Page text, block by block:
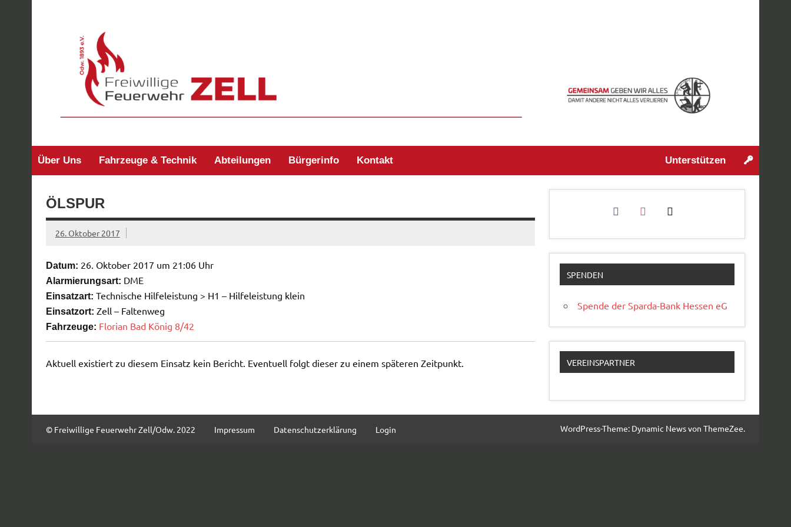
Über Uns Fahrzeuge & Technik Abteilungen Bürgerinfo Kontakt Unterstützen
ÖLSPUR
26. Oktober 2017
Datum: 26. Oktober 2017 um 21:06 Uhr
Alarmierungsart: DME
Einsatzart: Technische Hilfeleistung > H1 – Hilfeleistung klein
Einsatzort: Zell – Faltenweg
Fahrzeuge: Florian Bad König 8/42
Aktuell existiert zu diesem Einsatz kein Bericht. Eventuell folgt dieser zu einem späteren Zeitpunkt.
facebookinstagram
mail
SPENDEN
Spende der Sparda-Bank Hessen eG
VEREINSPARTNER
© Freiwillige Feuerwehr Zell/Odw. 2022 Impressum Datenschutzerklärung Login WordPress-Theme: Dynamic News von ThemeZee.